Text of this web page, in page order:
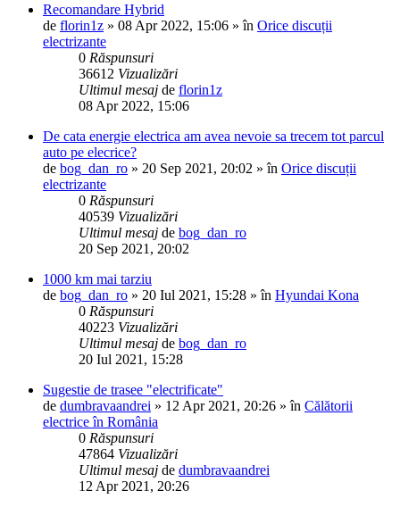
Recomandare Hybrid
de florin1z » 08 Apr 2022, 15:06 » în Orice discuții
electrizante
0 Răspunsuri
36612 Vizualizări
Ultimul mesaj de florin1z
08 Apr 2022, 15:06
De cata energie electrica am avea nevoie sa trecem tot parcul
auto pe elecrice?
de bog_dan_ro » 20 Sep 2021, 20:02 » în Orice discuții
electrizante
0 Răspunsuri
40539 Vizualizări
Ultimul mesaj de bog_dan_ro
20 Sep 2021, 20:02
1000 km mai tarziu
de bog_dan_ro » 20 Iul 2021, 15:28 » în Hyundai Kona
0 Răspunsuri
40223 Vizualizări
Ultimul mesaj de bog_dan_ro
20 Iul 2021, 15:28
Sugestie de trasee "electrificate"
de dumbravaandrei » 12 Apr 2021, 20:26 » în Călătorii
electrice în România
0 Răspunsuri
47864 Vizualizări
Ultimul mesaj de dumbravaandrei
12 Apr 2021, 20:26